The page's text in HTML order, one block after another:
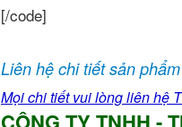
[/code]
Liên hệ chi tiết sản phẩm
Mọi chi tiết vui lòng liên hệ